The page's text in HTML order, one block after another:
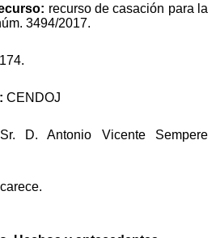
recurso de casación para la
3494/2017.
CENDOJ
D. Antonio Vicente Sempere
carece.